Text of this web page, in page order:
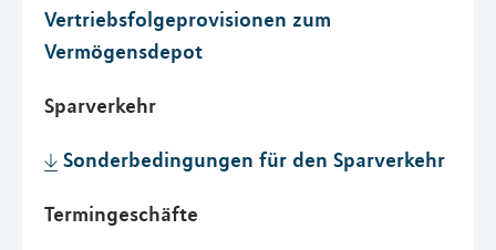
Vertriebsfolgeprovisionen zum
Vermögensdepot
Sparverkehr
Sonderbedingungen für den Sparverkehr
Termingeschäfte